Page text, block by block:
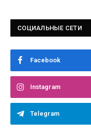
СОЦИАЛЬНЫЕ СЕТИ
Facebook
Instagram
Telegram